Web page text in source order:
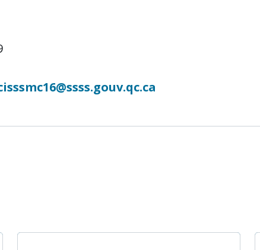
de Santé Québec harmonise le nom de sesà propos de